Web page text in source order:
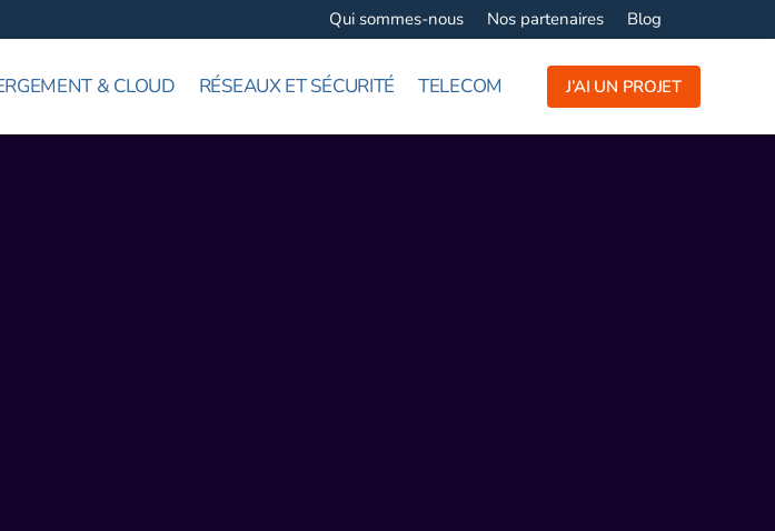
Qui sommes-nous Nos partenaires Blog
& CLOUD RÉSEAUX ET SÉCURITÉ TELECOM J’AI UN PROJET